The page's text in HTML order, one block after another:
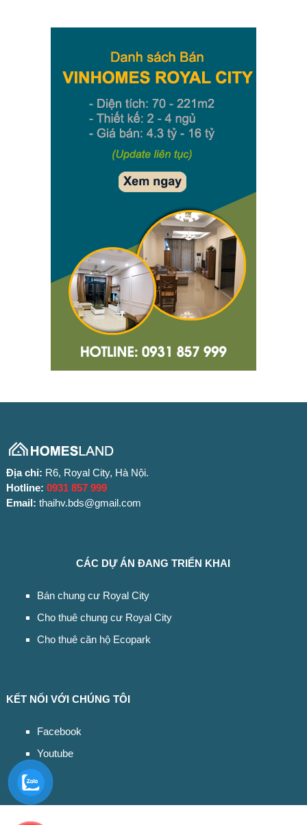
Địa chỉ: R6, Royal City, Hà Nội.
Hotline: 0931 857 999
Email: thaihv.bds@gmail.com
CÁC DỰ ÁN ĐANG TRIỂN KHAI
Bán chung cư Royal City
Cho thuê chung cư Royal City
Cho thuê căn hộ Ecopark
KẾT NỐI VỚI CHÚNG TÔI
Facebook
Youtube